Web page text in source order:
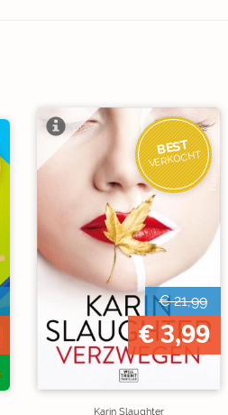
BEST
VERKOCHT
€ 21,99
€ 3,99
Karin Slaughter